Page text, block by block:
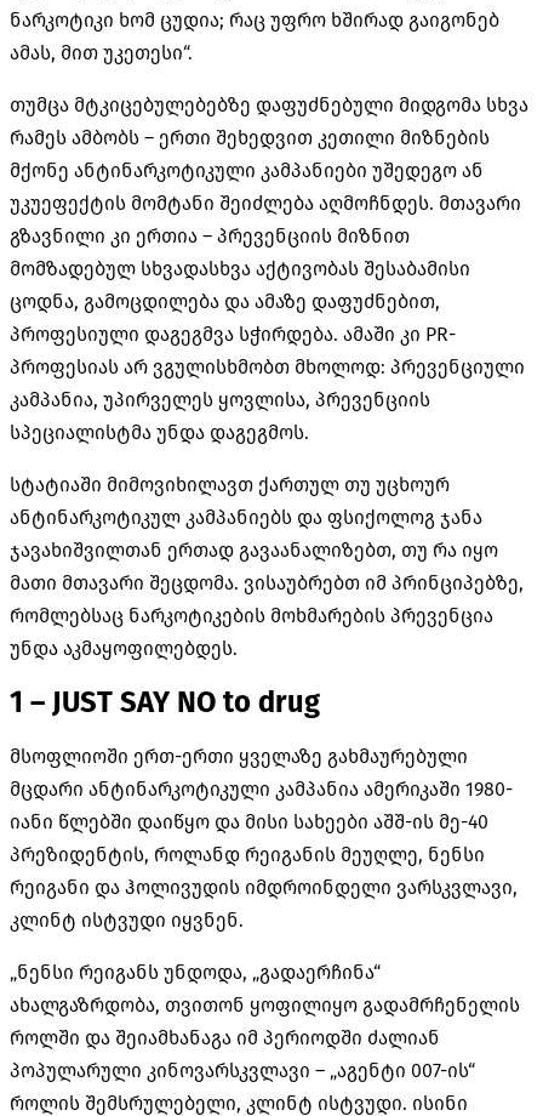
ნარკოტიკი ხომ ცუდია; რაც უფრო ხშირად გაიგონებ
ამას, მით უკეთესი“.
თუმცა მტკიცებულებებზე დაფუძნებული მიდგომა სხვა
რამეს ამბობს – ერთი შეხედვით კეთილი მიზნების
მქონე ანტინარკოტიკული კამპანიები უშედეგო ან
უკუეფექტის მომტანი შეიძლება აღმოჩნდეს. მთავარი
გზავნილი კი ერთია – პრევენციის მიზნით
მომზადებულ სხვადასხვა აქტივობას შესაბამისი
ცოდნა, გამოცდილება და ამაზე დაფუძნებით,
პროფესიული დაგეგმვა სჭირდება. ამაში კი PR-
პროფესიას არ ვგულისხმობთ მხოლოდ: პრევენციული
კამპანია, უპირველეს ყოვლისა, პრევენციის
სპეციალისტმა უნდა დაგეგმოს.
სტატიაში მიმოვიხილავთ ქართულ თუ უცხოურ
ანტინარკოტიკულ კამპანიებს და ფსიქოლოგ ჯანა
ჯავახიშვილთან ერთად გავაანალიზებთ, თუ რა იყო
მათი მთავარი შეცდომა. ვისაუბრებთ იმ პრინციპებზე,
რომლებსაც ნარკოტიკების მოხმარების პრევენცია
უნდა აკმაყოფილებდეს.
1 – JUST SAY NO to drug
მსოფლიოში ერთ-ერთი ყველაზე გახმაურებული
მცდარი ანტინარკოტიკული კამპანია ამერიკაში 1980-
იანი წლებში დაიწყო და მისი სახეები აშშ-ის მე-40
პრეზიდენტის, როლანდ რეიგანის მეუღლე, ნენსი
რეიგანი და ჰოლივუდის იმდროინდელი ვარსკვლავი,
კლინტ ისტვუდი იყვნენ.
„ნენსი რეიგანს უნდოდა, „გადაერჩინა“
ახალგაზრდობა, თვითონ ყოფილიყო გადამრჩენელის
როლში და შეიამხანაგა იმ პერიოდში ძალიან
პოპულარული კინოვარსკვლავი – „აგენტი 007-ის“
როლის შემსრულებელი, კლინტ ისტვუდი. ისინი